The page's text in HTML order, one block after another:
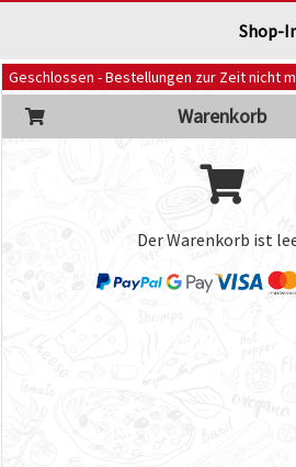
Shop-
Geschlossen - Bestellungen zur Zeit nicht
Warenkorb
Der Warenkorb ist